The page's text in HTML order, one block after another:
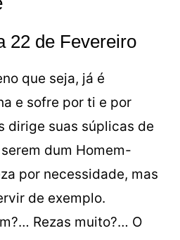
22 de Fevereiro
que seja, já é
e sofre por ti e por
dirige suas súplicas de
dum Homem-
por necessidade, mas
de exemplo.
Rezas muito?… O